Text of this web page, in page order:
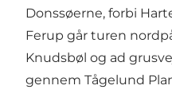
Donssøerne, forbi
Ferup går turen
Knudsbøl og ad
gennem Tågelund